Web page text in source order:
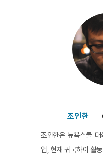
조인한
조인한은 뉴욕스쿨
업, 현재 귀국하여 활